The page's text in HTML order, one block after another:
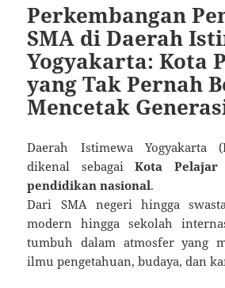
Perkembangan
SMA di Daerah
Yogyakarta: Kota
yang Tak Pernah
Mencetak
Daerah Istimewa Yogyakarta
dikenal sebagaiKota Pelajar
pendidikan nasional.
Dari SMA negeri hingga
modern hingga sekolah
tumbuh dalam atmosfer yang
ilmu pengetahuan, budaya, dan